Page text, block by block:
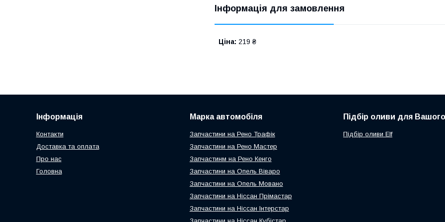
Інформація для замовлення
Ціна: 219 ₴
Інформація
Контакти
Доставка та оплата
Про нас
Головна
Марка автомобіля
Запчастини на Рено Трафік
Запчастини на Рено Мастер
Запчастинм на Рено Кенго
Запчастини на Опель Віваро
Запчастини на Опель Мовано
Запчастини на Ніссан Прімастар
Запчастини на Ніссан Інтерстар
Запчастини на Ніссан Кубістар
Підбір оливи для
Підбір оливи Elf